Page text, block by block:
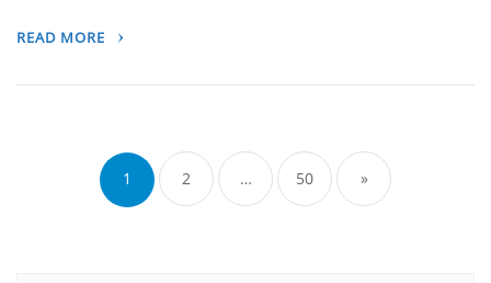
READ MORE
navigation
1 2 … 50 »